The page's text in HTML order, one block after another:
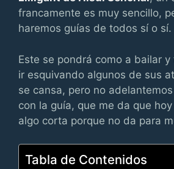
francamente es muy sencillo,
haremos guías de todos sí o sí.
Este se pondrá como a bailar
ir esquivando algunos de sus
se cansa, pero no
con la guía, que me da que
algo corta porque no da para
Tabla de Contenidos